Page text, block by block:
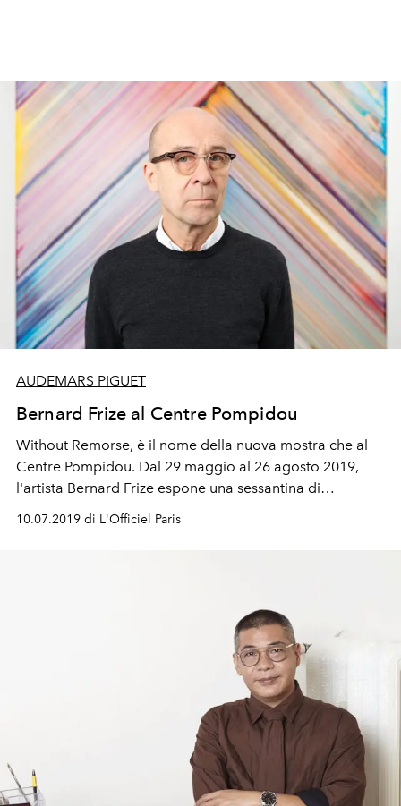
AUDEMARS PIGUET
Bernard Frize al Centre Pompidou
Without Remorse, è il nome della nuova mostra che al
Centre Pompidou. Dal 29 maggio al 26 agosto 2019,
l'artista Bernard Frize espone una sessantina di
emblematici dipinti.
10.07.2019 di L'Officiel Paris